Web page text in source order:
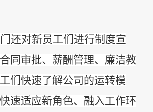
还对新员工们进行制度宣
同审批、薪酬管理、廉洁教
们快速了解公司的运转模
速适应新角色、融入工作环